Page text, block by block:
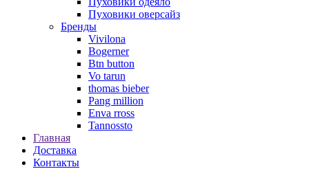
Пуховики оверсайз
Бренды
Vivilona
Bogerner
Btn button
Vo tarun
thomas bieber
Pang million
Enva rross
Tannossto
Главная
Доставка
Контакты